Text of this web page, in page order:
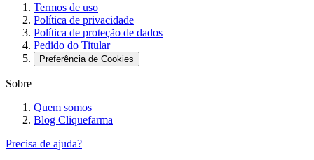
Termos de uso
Política de privacidade
Política de proteção de dados
Pedido do Titular
Preferência de Cookies
Sobre
Quem somos
Blog Cliquefarma
Precisa de ajuda?